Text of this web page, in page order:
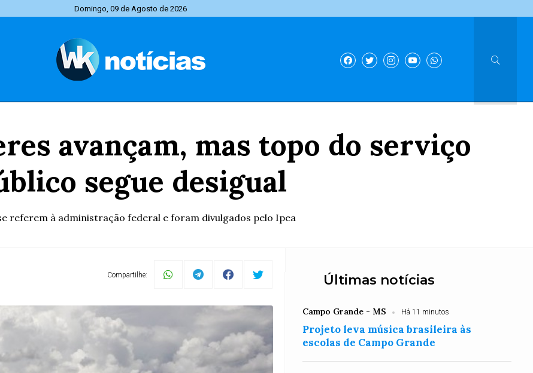
Domingo, 09 de Agosto de 2026
avançam, mas topo do serviço
segue desigual
referem à administração federal e foram divulgados pelo Ipea
Compartilhe: Últimas notícias
Campo Grande - MS Há 11 minutos
Projeto leva música brasileira às
escolas de Campo Grande